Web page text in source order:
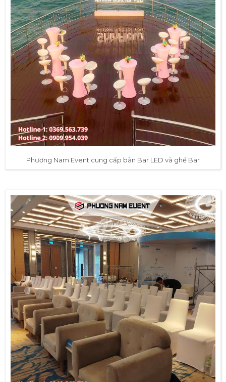
Phương Nam Event cung cấp bàn Bar LED và ghế Bar